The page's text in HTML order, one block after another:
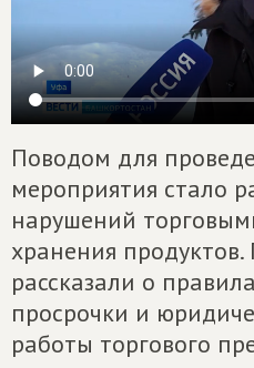
Поводом для
мероприятия стало
нарушений
хранения
рассказали о
просрочки и
работы торгового